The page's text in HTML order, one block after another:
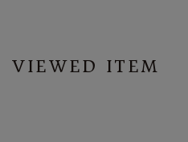
VIEWED ITEM